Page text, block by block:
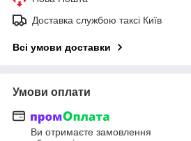
Доставка службою таксі Київ
Всі умови доставки
Умови оплати
Ви отримаєте замовлення